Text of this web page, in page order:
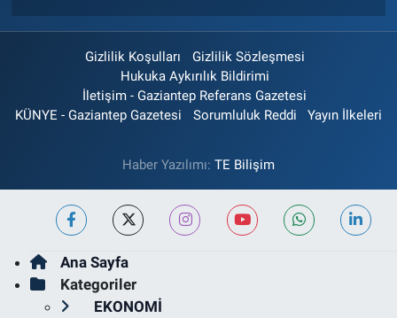
Gizlilik Koşulları
Gizlilik Sözleşmesi
Hukuka Aykırılık Bildirimi
İletişim - Gaziantep Referans Gazetesi
KÜNYE - Gaziantep Gazetesi
Sorumluluk Reddi Yayın İlkeleri
Haber Yazılımı: TE Bilişim
Ana Sayfa
Kategoriler
EKONOMİ